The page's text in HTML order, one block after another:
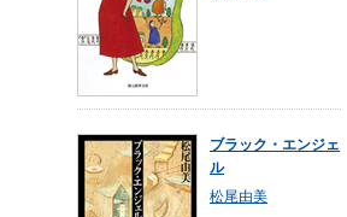
ブラック・エンジェ
ル
松尾由美